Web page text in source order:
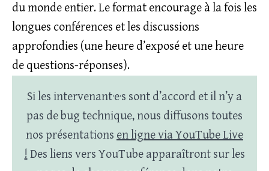
du monde entier. Le format encourage à la fois les
longues conférences et les discussions
approfondies (une heure d’exposé et une heure
de questions-réponses).
Si les intervenant·e·s sont d’accord et il n’y a
pas de bug technique, nous diffusons toutes
nos présentations en ligne via YouTube Live
! Des liens vers YouTube apparaîtront sur les